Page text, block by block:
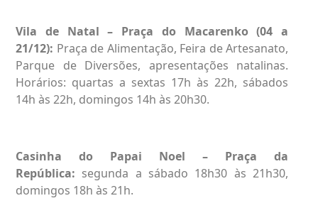
Vila de Natal – Praça do Macarenko (04 a
21/12): Praça de Alimentação, Feira de Artesanato,
Parque de Diversões, apresentações natalinas.
Horários: quartas a sextas 17h às 22h, sábados
14h às 22h, domingos 14h às 20h30.
Casinha do Papai Noel – Praça da
República: segunda a sábado 18h30 às 21h30,
domingos 18h às 21h.